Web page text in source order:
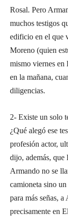
Rosal. Pero
muchos testigos
edificio en el que
Moreno (quien
mismo viernes en
en la mañana,
diligencias.
2- Existe un solo
¿Qué alegó ese
profesión actor,
dijo, además, que
Armando no se
camioneta sino
para más señas,
precisamente en